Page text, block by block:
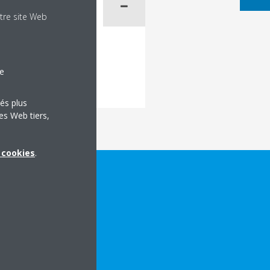
site Web
plus
Web tiers,
.